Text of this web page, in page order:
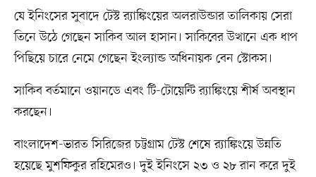
যে ইনিংসের সুবাদে টেস্ট র‍্যাঙ্কিংয়ের অলরাউন্ডার তালিকায় সেরা
তিনে উঠে গেছেন সাকিব আল হাসান। সাকিবের উত্থানে এক ধাপ
পিছিয়ে চারে নেমে গেছেন ইংল্যান্ড অধিনায়ক বেন স্টোকস।
সাকিব বর্তমানে ওয়ানডে এবং টি-টোয়েন্টি র‍্যাঙ্কিংয়ে শীর্ষ অবস্থান
করছেন।
বাংলাদেশ-ভারত সিরিজের চট্টগ্রাম টেস্ট শেষে র‍্যাঙ্কিংয়ে উন্নতি
হয়েছে মুশফিকুর রহিমেরও। দুই ইনিংসে ২৩ ও ২৮ রান করে দুই